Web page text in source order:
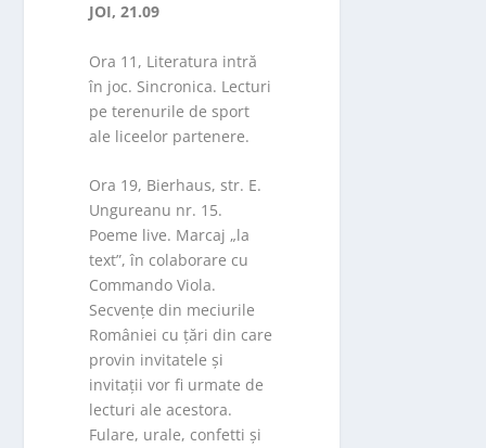
JOI, 21.09
Ora 11, Literatura intră
în joc. Sincronica. Lecturi
pe terenurile de sport
ale liceelor partenere.
Ora 19, Bierhaus, str. E.
Ungureanu nr. 15.
Poeme live. Marcaj „la
text”, în colaborare cu
Commando Viola.
Secvențe din meciurile
României cu țări din care
provin invitatele și
invitații vor fi urmate de
lecturi ale acestora.
Fulare, urale, confetti și